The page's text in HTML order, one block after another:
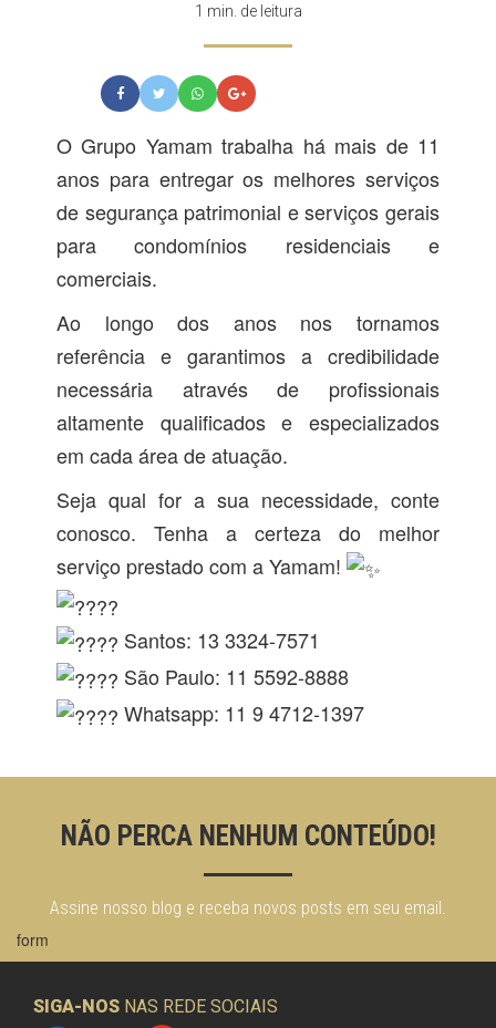
1 min. de leitura
O Grupo Yamam trabalha há mais de 11
anos para entregar os melhores serviços
de segurança patrimonial e serviços gerais
para condomínios residenciais e
comerciais.
Ao longo dos anos nos tornamos
referência e garantimos a credibilidade
necessária através de profissionais
altamente qualificados e especializados
em cada área de atuação.
Seja qual for a sua necessidade, conte
conosco. Tenha a certeza do melhor
serviço prestado com a Yamam!
Santos: 13 3324-7571
São Paulo: 11 5592-8888
Whatsapp: 11 9 4712-1397
NÃO PERCA NENHUM CONTEÚDO!
Assine nosso blog e receba novos posts em seu email.
form
SIGA-NOS NAS REDE SOCIAIS